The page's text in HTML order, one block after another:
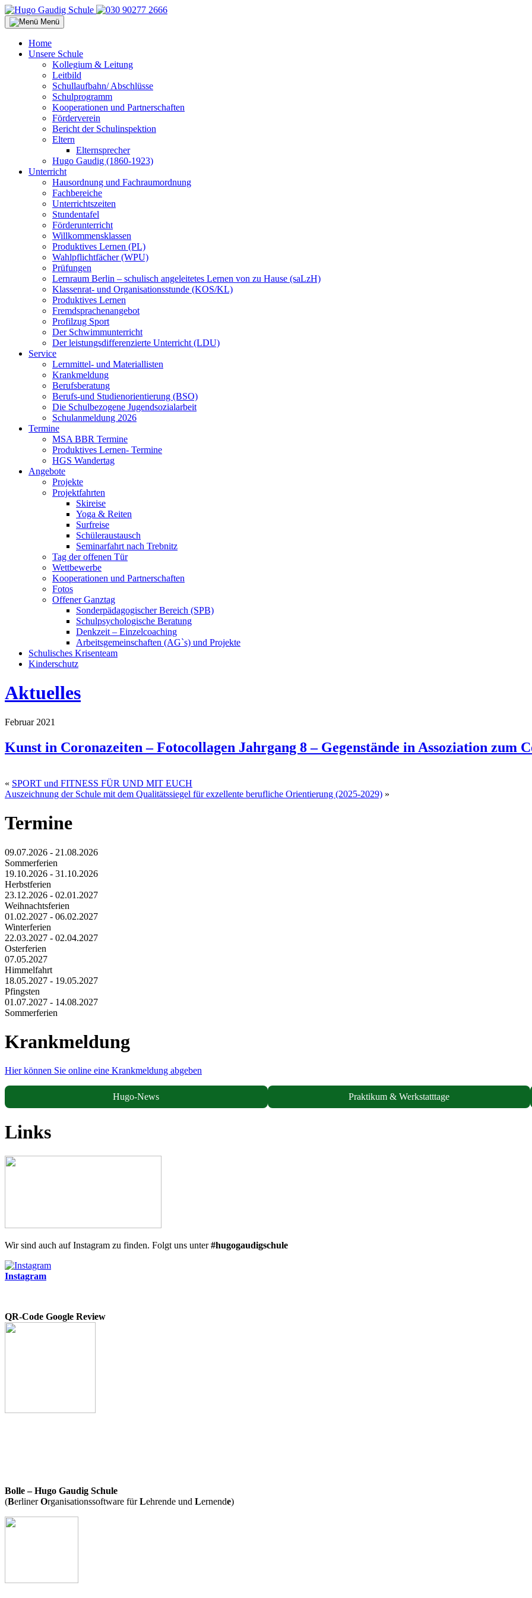
Menü
Home
Unsere Schule
Kollegium & Leitung
Leitbild
Schullaufbahn/ Abschlüsse
Schulprogramm
Kooperationen und Partnerschaften
Förderverein
Bericht der Schulinspektion
Eltern
Elternsprecher
Hugo Gaudig (1860-1923)
Unterricht
Hausordnung und Fachraumordnung
Fachbereiche
Unterrichtszeiten
Stundentafel
Förderunterricht
Willkommensklassen
Produktives Lernen (PL)
Wahlpflichtfächer (WPU)
Prüfungen
Lernraum Berlin – schulisch angeleitetes Lernen von zu Hause (saLzH)
Klassenrat- und Organisationsstunde (KOS/KL)
Produktives Lernen
Fremdsprachenangebot
Profilzug Sport
Der Schwimmunterricht
Der leistungsdifferenzierte Unterricht (LDU)
Service
Lernmittel- und Materiallisten
Krankmeldung
Berufsberatung
Berufs-und Studienorientierung (BSO)
Die Schulbezogene Jugendsozialarbeit
Schulanmeldung 2026
Termine
MSA BBR Termine
Produktives Lernen- Termine
HGS Wandertag
Angebote
Projekte
Projektfahrten
Skireise
Yoga & Reiten
Surfreise
Schüleraustausch
Seminarfahrt nach Trebnitz
Tag der offenen Tür
Wettbewerbe
Kooperationen und Partnerschaften
Fotos
Offener Ganztag
Sonderpädagogischer Bereich (SPB)
Schulpsychologische Beratung
Denkzeit – Einzelcoaching
Arbeitsgemeinschaften (AG`s) und Projekte
Schulisches Krisenteam
Kinderschutz
Aktuelles
Februar 2021
Kunst in Coronazeiten – Fotocollagen Jahrgang 8 – Gegenstände in Assoziation zum
« SPORT und FITNESS FÜR UND MIT EUCH
Auszeichnung der Schule mit dem Qualitätssiegel für exzellente berufliche Orientierung (2025-2029) »
Termine
09.07.2026 - 21.08.2026
Sommerferien
19.10.2026 - 31.10.2026
Herbstferien
23.12.2026 - 02.01.2027
Weihnachtsferien
01.02.2027 - 06.02.2027
Winterferien
22.03.2027 - 02.04.2027
Osterferien
07.05.2027
Himmelfahrt
18.05.2027 - 19.05.2027
Pfingsten
01.07.2027 - 14.08.2027
Sommerferien
Krankmeldung
Hier können Sie online eine Krankmeldung abgeben
Hugo-News Praktikum & Werkstatttage
Links
Wir sind auch auf Instagram zu finden. Folgt uns unter#hugogaudigschule
Instagram
QR-Code Google Review
Bolle – Hugo Gaudig Schule
(BerlinerOrganisationssoftware fürLehrende und Lernende)